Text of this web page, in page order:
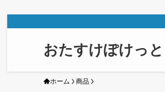
おたすけぽけっと
ホーム 商品